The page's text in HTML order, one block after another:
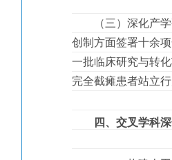
（三）深化产学研
创制方面签署十余
一批临床研究与转
完全截瘫患者站立
四、交叉学科